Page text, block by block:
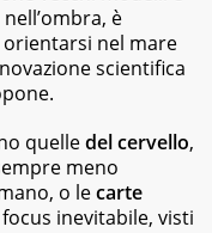
è
nel mare
scientifica
quelledel cervello,
meno
o lecarte
inevitabile, visti